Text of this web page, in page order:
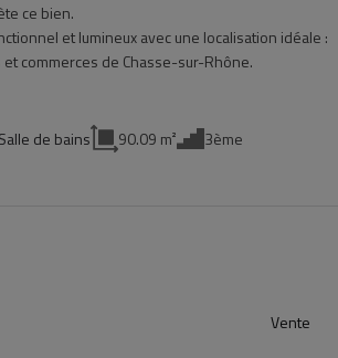
ce bien.
et lumineux avec une localisation idéale :
commerces de Chasse-sur-Rhône.
de bains 90.09 m² 3ème
Vente